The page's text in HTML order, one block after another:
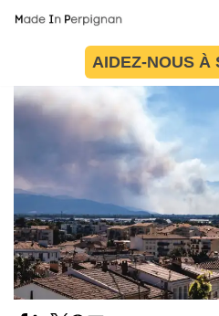
contenu
AIDEZ-NOUS À
5 juillet 2026 par